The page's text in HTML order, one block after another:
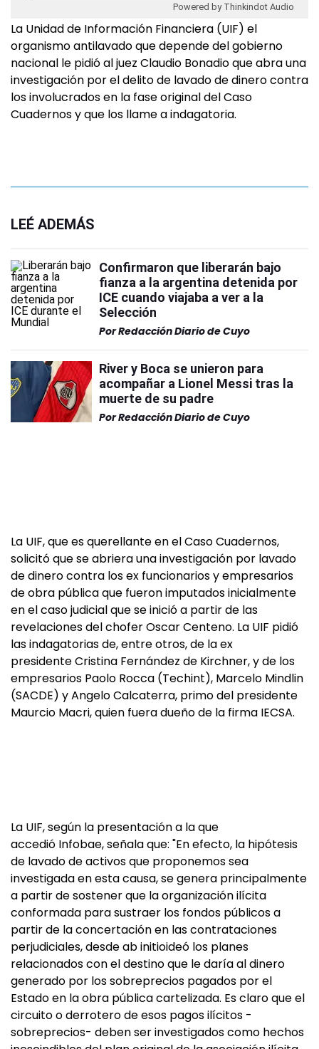
Powered by Thinkindot Audio
La Unidad de Información Financiera (UIF) el
organismo antilavado que depende del gobierno
nacional le pidió al juez Claudio Bonadio que abra una
investigación por el delito de lavado de dinero contra
los involucrados en la fase original del Caso
Cuadernos y que los llame a indagatoria.
LEÉ ADEMÁS
Confirmaron que liberarán bajo
fianza a la argentina detenida por
ICE cuando viajaba a ver a la
Selección
PorRedacción Diario de Cuyo
River y Boca se unieron para
acompañar a Lionel Messi tras la
muerte de su padre
PorRedacción Diario de Cuyo
La UIF, que es querellante en el Caso Cuadernos,
solicitó que se abriera una investigación por lavado
de dinero contra los ex funcionarios y empresarios
de obra pública que fueron imputados inicialmente
en el caso judicial que se inició a partir de las
revelaciones del chofer Oscar Centeno. La UIF pidió
las indagatorias de, entre otros, de la ex
presidente Cristina Fernández de Kirchner, y de los
empresarios Paolo Rocca (Techint), Marcelo Mindlin
(SACDE) y Angelo Calcaterra, primo del presidente
Maurcio Macri, quien fuera dueño de la firma IECSA.
La UIF, según la presentación a la que
accedió Infobae, señala que: "En efecto, la hipótesis
de lavado de activos que proponemos sea
investigada en esta causa, se genera principalmente
a partir de sostener que la organización ilícita
conformada para sustraer los fondos públicos a
partir de la concertación en las contrataciones
perjudiciales, desde ab initioideó los planes
relacionados con el destino que le daría al dinero
generado por los sobreprecios pagados por el
Estado en la obra pública cartelizada. Es claro que el
circuito o derrotero de esos pagos ilícitos -
sobreprecios- deben ser investigados como hechos